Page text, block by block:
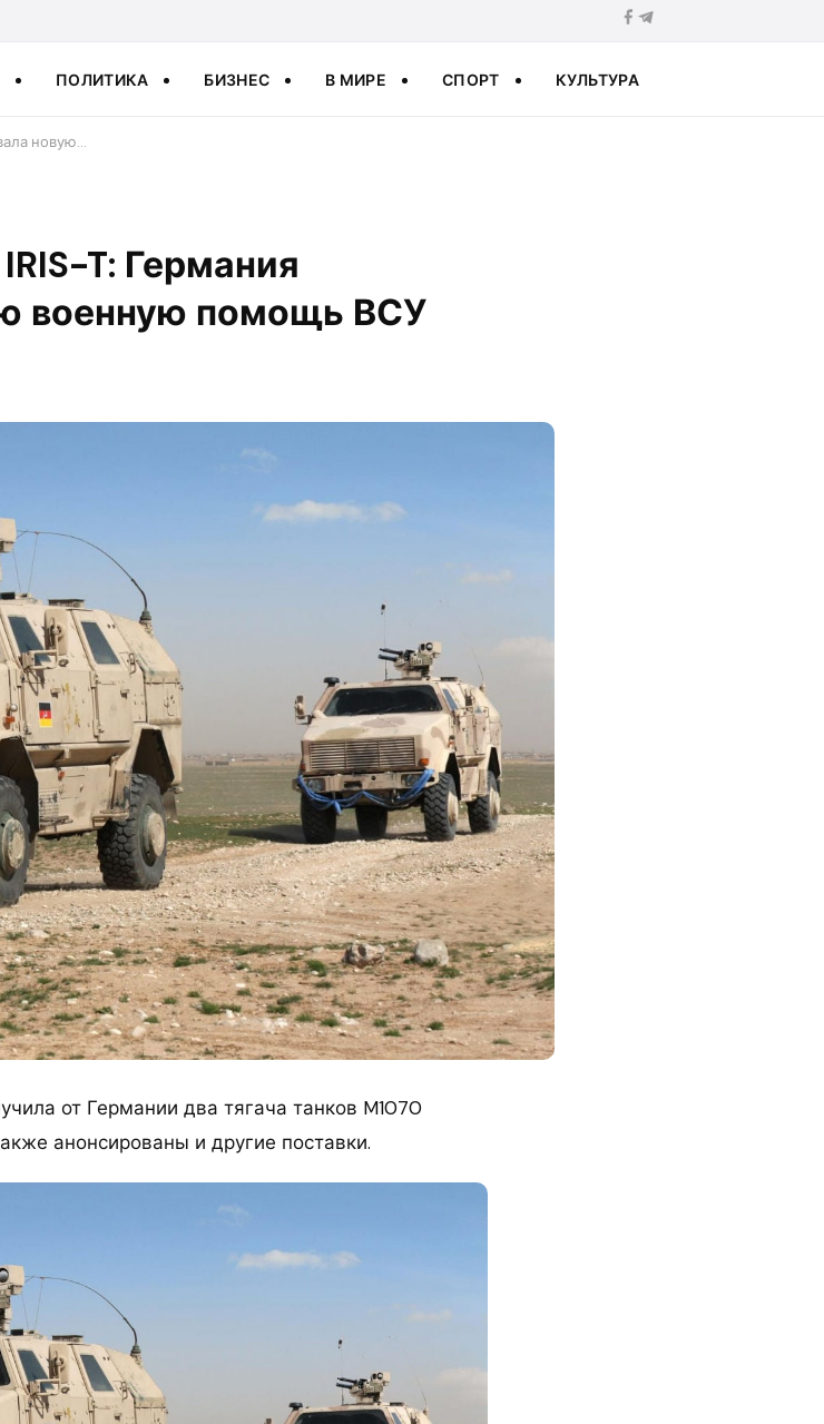
ПОЛИТИКА БИЗНЕС В МИРЕ СПОРТ КУЛЬТУРА
новую…
T: Германия
военную помощь ВСУ
от Германии два тягача танков M1070
анонсированы и другие поставки.